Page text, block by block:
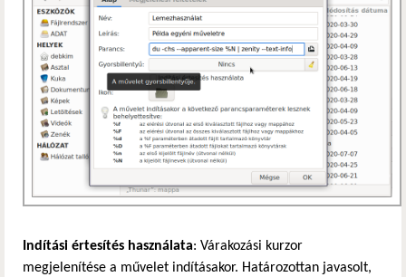
Indítási értesítés használata: Várakozási kurzor
megjelenítése a művelet indításakor. Határozottan javasolt,